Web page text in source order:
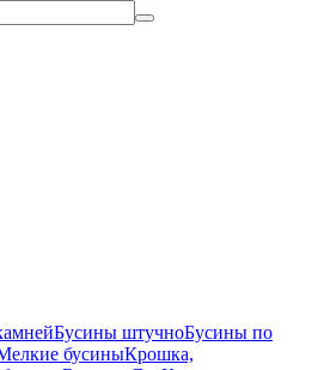
Бусины штучноБусины по
бусиныКрошка,